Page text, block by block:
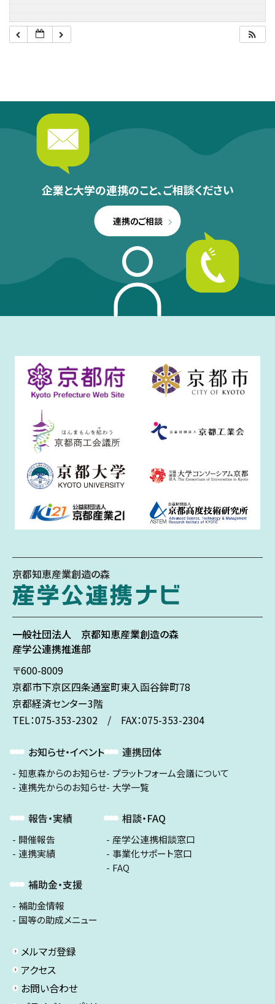
企業と大学の連携のこと、ご相談ください
連携のご相談
京都知恵産業創造の森
一般社団法人 京都知恵産業創造の森
産学公連携推進部
〒600-8009
京都市下京区四条通室町東入函谷鉾町78
京都経済センター3階
TEL：075-353-2302 / FAX：075-353-2304
お知らせ・イベント
知恵森からのお知らせ
連携先からのお知らせ
報告・実績
開催報告
連携実績
補助金・支援
補助金情報
国等の助成メニュー
連携団体
プラットフォーム会議について
大学一覧
相談・FAQ
産学公連携相談窓口
事業化サポート窓口
FAQ
メルマガ登録
アクセス
お問い合わせ